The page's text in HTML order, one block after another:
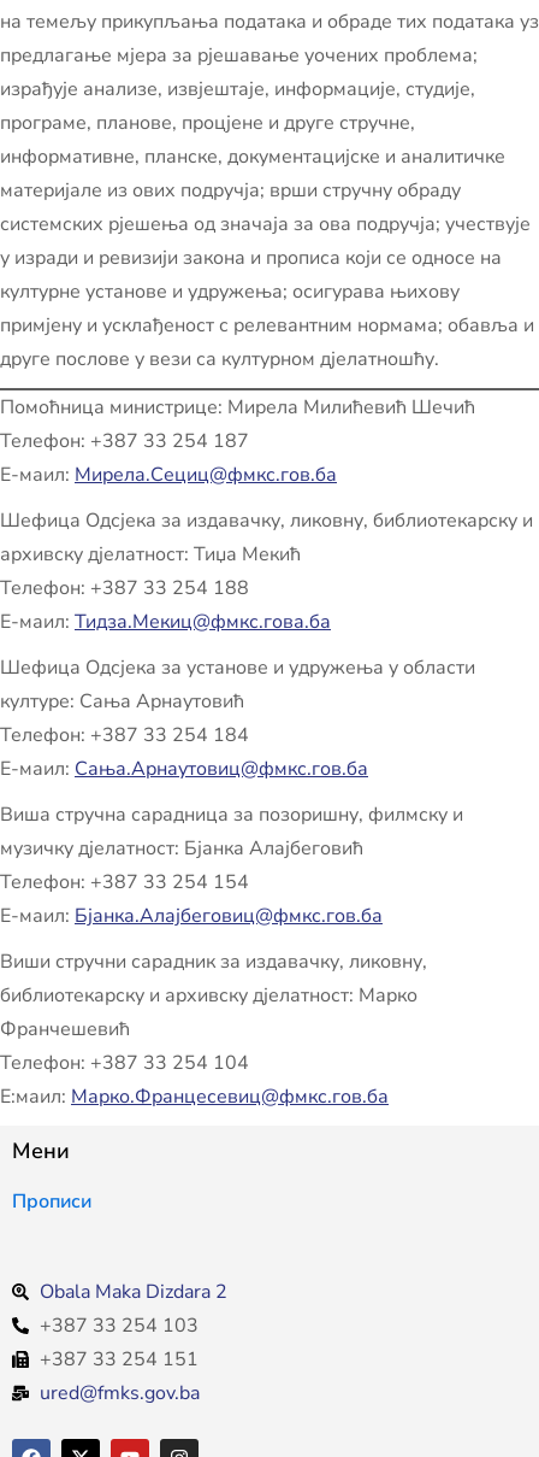
на темељу прикупљања података и обраде тих података уз
предлагање мјера за рјешавање уочених проблема;
израђује анализе, извјештаје, информације, студије,
програме, планове, процјене и друге стручне,
информативне, планске, документацијске и аналитичке
материјале из ових подручја; врши стручну обраду
системских рјешења од значаја за ова подручја; учествује
у изради и ревизији закона и прописа који се односе на
културне установе и удружења; осигурава њихову
примјену и усклађеност с релевантним нормама; обавља и
друге послове у вези са културном дјелатношћу.
Помоћница министрице: Мирела Милићевић Шечић
Телефон: +387 33 254 187
Е-маил: Мирела.Сециц@фмкс.гов.ба
Шефица Одсјека за издавачку, ликовну, библиотекарску и
архивску дјелатност: Тиџа Мекић
Телефон: +387 33 254 188
Е-маил: Тидза.Мекиц@фмкс.гова.ба
Шефица Одсјека за установе и удружења у области
културе: Сања Арнаутовић
Телефон: +387 33 254 184
Е-маил: Сања.Арнаутовиц@фмкс.гов.ба
Виша стручна сарадница за позоришну, филмску и
музичку дјелатност: Бјанка Алајбеговић
Телефон: +387 33 254 154
Е-маил: Бјанка.Алајбеговиц@фмкс.гов.ба
Виши стручни сарадник за издавачку, ликовну,
библиотекарску и архивску дјелатност: Марко
Франчешевић
Телефон: +387 33 254 104
Е:маил: Марко.Францесевиц@фмкс.гов.ба
Мени
Прописи
Obala Maka Dizdara 2
+387 33 254 103
+387 33 254 151
ured@fmks.gov.ba